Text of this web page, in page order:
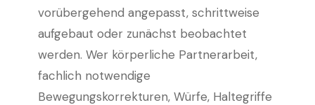
vorübergehend angepasst, schrittweise
aufgebaut oder zunächst beobachtet
werden. Wer körperliche Partnerarbeit,
fachlich notwendige
Bewegungskorrekturen, Würfe, Haltegriffe